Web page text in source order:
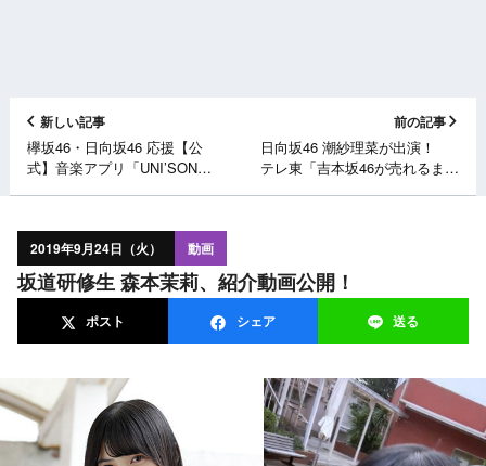
新しい記事
欅坂46・日向坂46 応援【公
式】音楽アプリ「UNI’SON
前の記事
日向坂46 潮紗理菜が出演！
テレ東「吉本坂46が売れるまで
2019年9月24日（火） 動画
坂道研修生 森本茉莉、紹介動画公開！
ポスト シェア 送る